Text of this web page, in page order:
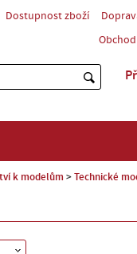
Dostupnost zboží
k modelům Technické